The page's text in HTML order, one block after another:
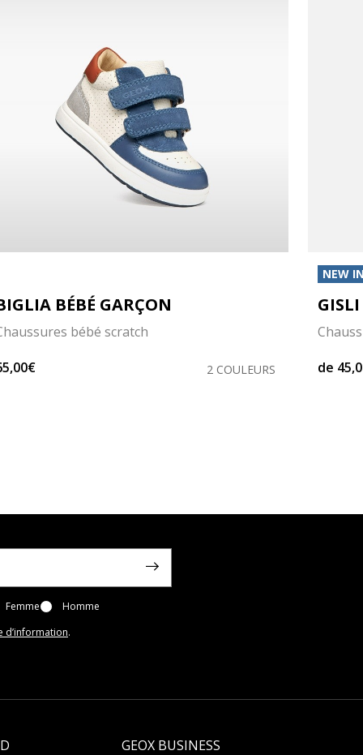
BÉBÉ GARÇON
bébé scratch
2 COULEURS
NEW
de
Femme
Homme
d’information.
GEOX BUSINESS